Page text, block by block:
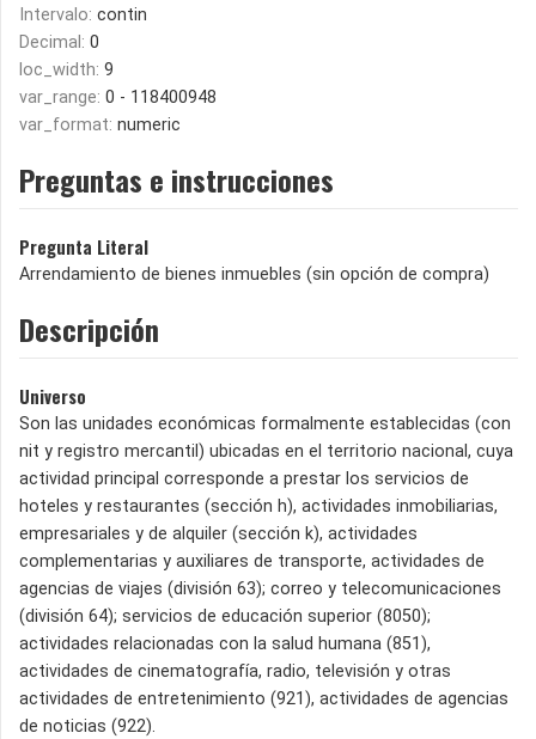
Intervalo: contin
Decimal: 0
loc_width: 9
var_range: 0 - 118400948
var_format: numeric
Preguntas e instrucciones
Pregunta Literal
Arrendamiento de bienes inmuebles (sin opción de compra)
Descripción
Universo
Son las unidades económicas formalmente establecidas (con
nit y registro mercantil) ubicadas en el territorio nacional, cuya
actividad principal corresponde a prestar los servicios de
hoteles y restaurantes (sección h), actividades inmobiliarias,
empresariales y de alquiler (sección k), actividades
complementarias y auxiliares de transporte, actividades de
agencias de viajes (división 63); correo y telecomunicaciones
(división 64); servicios de educación superior (8050);
actividades relacionadas con la salud humana (851),
actividades de cinematografía, radio, televisión y otras
actividades de entretenimiento (921), actividades de agencias
de noticias (922).